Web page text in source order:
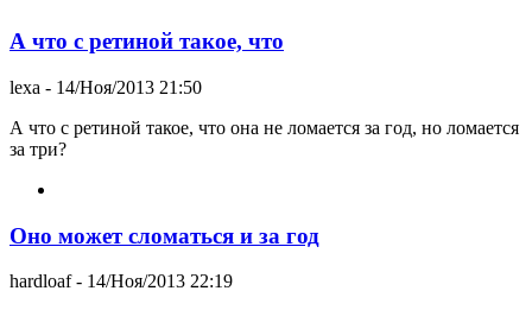
А что с ретиной такое, что
lexa - 14/Ноя/2013 21:50
А что с ретиной такое, что она не ломается за год, но ломается
за три?
Оно может сломаться и за год
hardloaf- 14/Ноя/2013 22:19